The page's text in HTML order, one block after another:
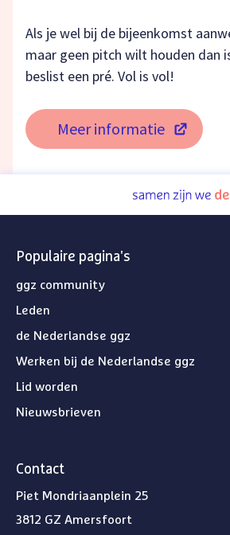
Als je wel bij de bijeenkomst
maar geen pitch wilt houden dan
beslist een pré. Vol is vol!
Meer informatie
(opent in een nieuw
Populaire pagina's
ggz community
Leden
de Nederlandse ggz
Werken bij de Nederlandse ggz
Lid worden
Nieuwsbrieven
Contact
Piet Mondriaanplein 25
3812 GZ Amersfoort